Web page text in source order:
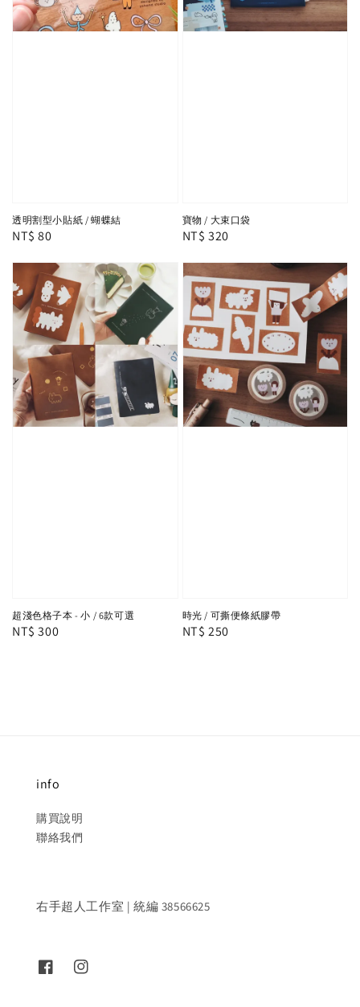
透明割型小貼紙 / 蝴蝶結
Regular
NT$ 80
寶物 / 大束口袋
Regular
NT$ 320
超淺色格子本 - 小 / 6款可選
Regular
NT$ 300
時光 / 可撕便條紙膠帶
Regular
NT$ 250
info
購買說明
聯絡我們
右手超人工作室 | 統編 38566625